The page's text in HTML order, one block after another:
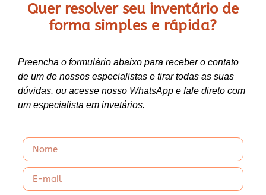
Quer resolver seu inventário de
forma simples e rápida?
Preencha o formulário abaixo para receber o contato
de um de nossos especialistas e tirar todas as suas
dúvidas. ou acesse nosso WhatsApp e fale direto com
um especialista em invetários.